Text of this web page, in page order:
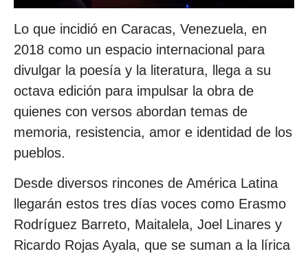
Lo que incidió en Caracas, Venezuela, en
2018 como un espacio internacional para
divulgar la poesía y la literatura, llega a su
octava edición para impulsar la obra de
quienes con versos abordan temas de
memoria, resistencia, amor e identidad de los
pueblos.
Desde diversos rincones de América Latina
llegarán estos tres días voces como Erasmo
Rodríguez Barreto, Maitalela, Joel Linares y
Ricardo Rojas Ayala, que se suman a la lírica